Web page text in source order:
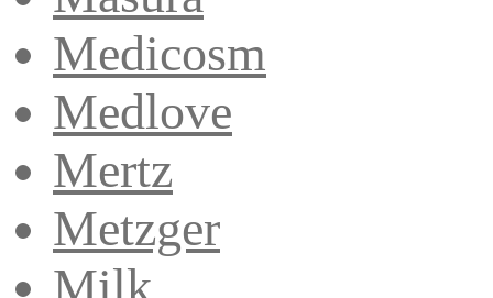
Medicosm
Medlove
Mertz
Metzger
Milk